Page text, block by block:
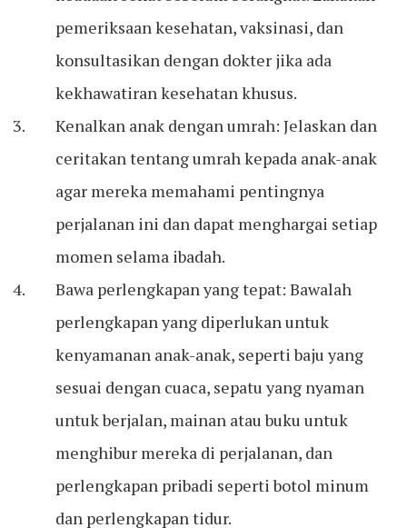
pemeriksaan kesehatan, vaksinasi, dan
konsultasikan dengan dokter jika ada
kekhawatiran kesehatan khusus.
Kenalkan anak dengan umrah: Jelaskan dan
ceritakan tentang umrah kepada anak-anak
agar mereka memahami pentingnya
perjalanan ini dan dapat menghargai setiap
momen selama ibadah.
Bawa perlengkapan yang tepat: Bawalah
perlengkapan yang diperlukan untuk
kenyamanan anak-anak, seperti baju yang
sesuai dengan cuaca, sepatu yang nyaman
untuk berjalan, mainan atau buku untuk
menghibur mereka di perjalanan, dan
perlengkapan pribadi seperti botol minum
dan perlengkapan tidur.